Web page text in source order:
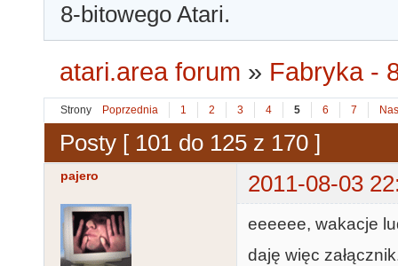
8-bitowego Atari.
atari.area forum » Fabryka -
Strony Poprzednia 1 2 3 4 5 6 7
Posty [ 101 do 125 z 170 ]
pajero 2011-08-03
eeeeee, wakacje
daję więc